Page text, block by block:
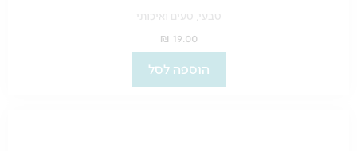
טבעי, טעים ואיכותי
₪ 19.00
הוספה לסל